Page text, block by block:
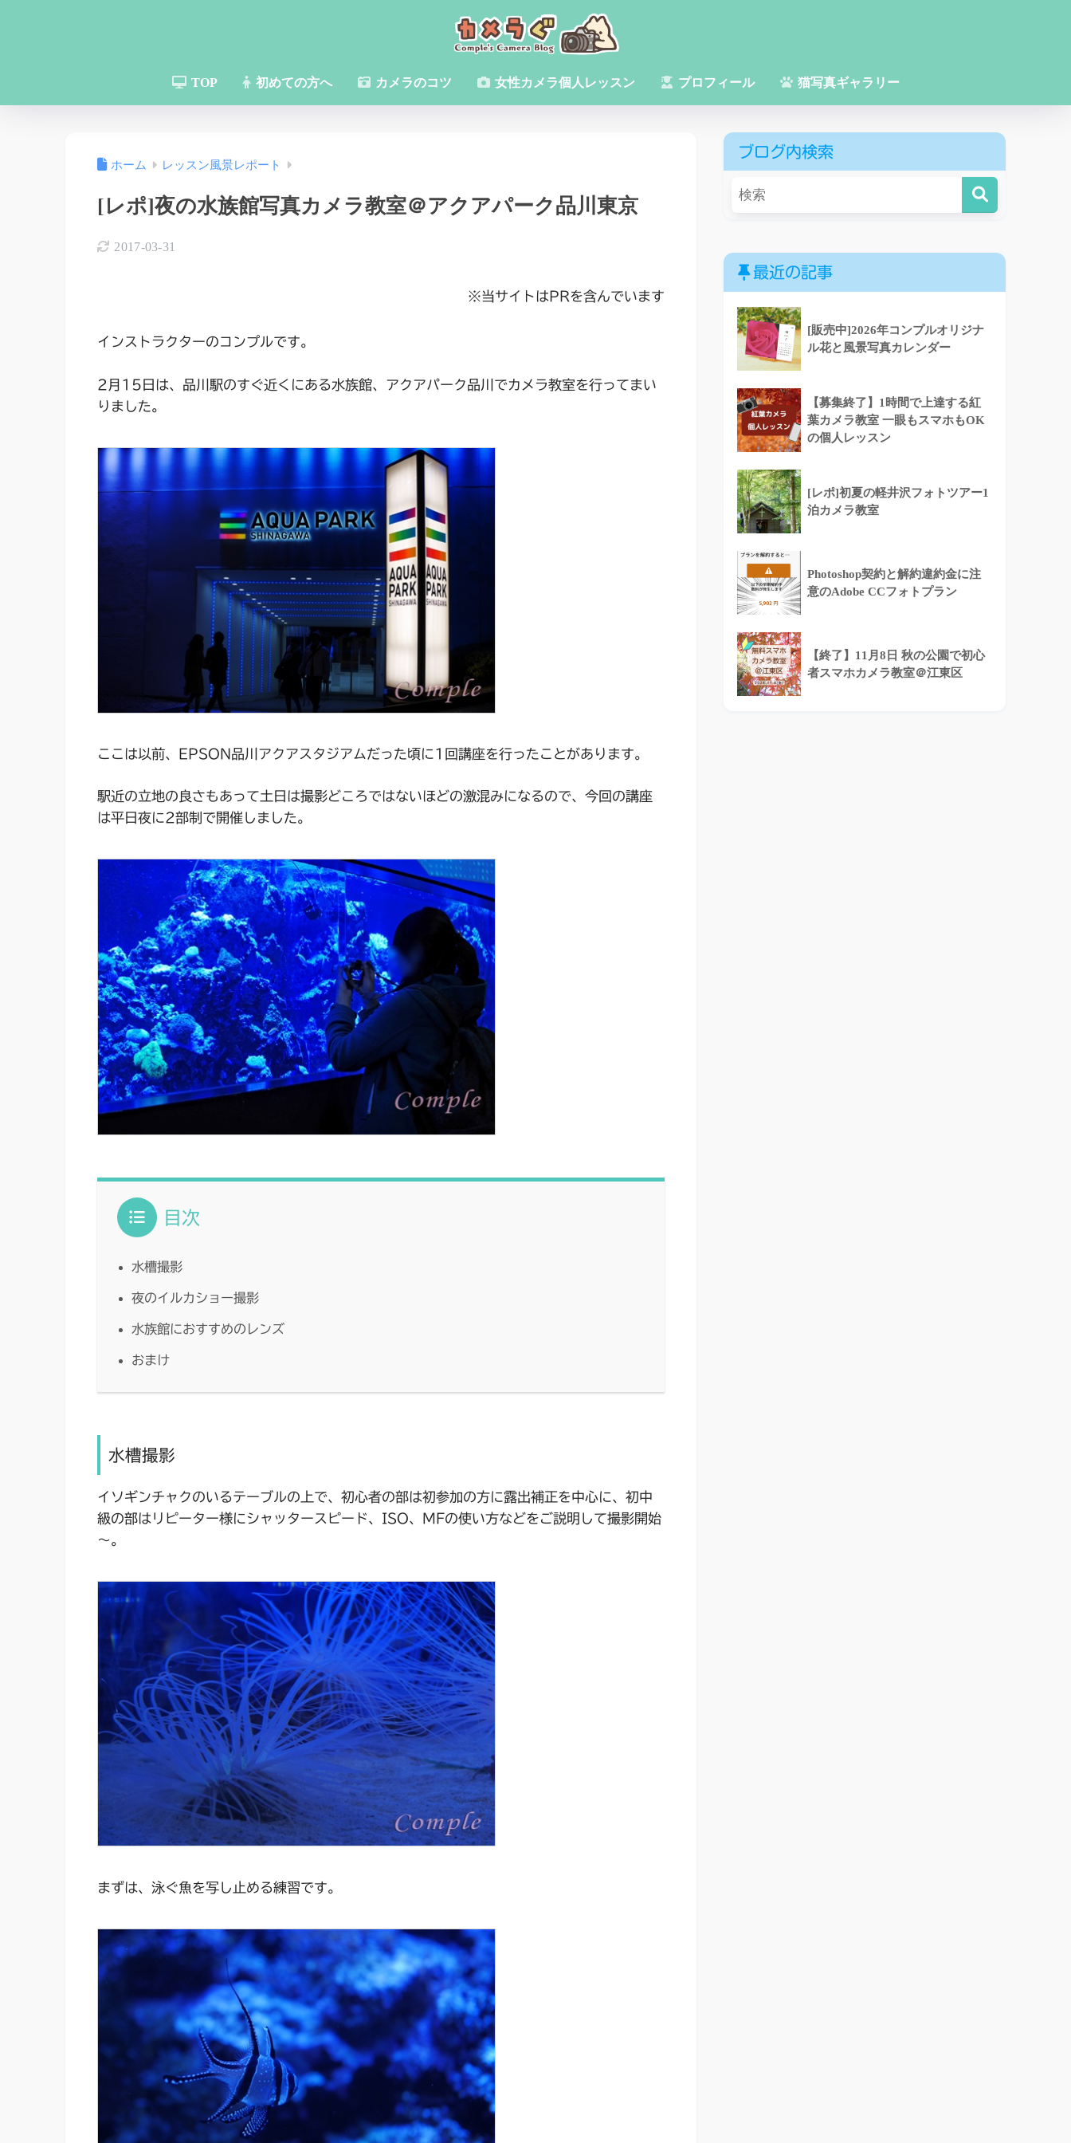
TOP 初めての方へ カメラのコツ 女性カメラ個人レッスン プロフィール 猫写真ギャラリー
ホーム レッスン風景レポート
[レポ]夜の水族館写真カメラ教室＠アクアパーク品川東京
2017-03-31
※当サイトはPRを含んでいます
インストラクターのコンプルです。
2月15日は、品川駅のすぐ近くにある水族館、アクアパーク品川でカメラ教室を行ってまい
りました。
ここは以前、EPSON品川アクアスタジアムだった頃に1回講座を行ったことがあります。
駅近の立地の良さもあって土日は撮影どころではないほどの激混みになるので、今回の講座
は平日夜に2部制で開催しました。
目次
水槽撮影
夜のイルカショー撮影
水族館におすすめのレンズ
おまけ
水槽撮影
イソギンチャクのいるテーブルの上で、初心者の部は初参加の方に露出補正を中心に、初中
級の部はリピーター様にシャッタースピード、ISO、MFの使い方などをご説明して撮影開始
～。
まずは、泳ぐ魚を写し止める練習です。
ブログ内検索
最近の記事
[販売中]2026年コンプルオリジナ
ル花と風景写真カレンダー
【募集終了】1時間で上達する紅
葉カメラ教室 一眼もスマホもOK
の個人レッスン
[レポ]初夏の軽井沢フォトツアー1
泊カメラ教室
Photoshop契約と解約違約金に注
意のAdobe CCフォトプラン
【終了】11月8日 秋の公園で初心
者スマホカメラ教室＠江東区